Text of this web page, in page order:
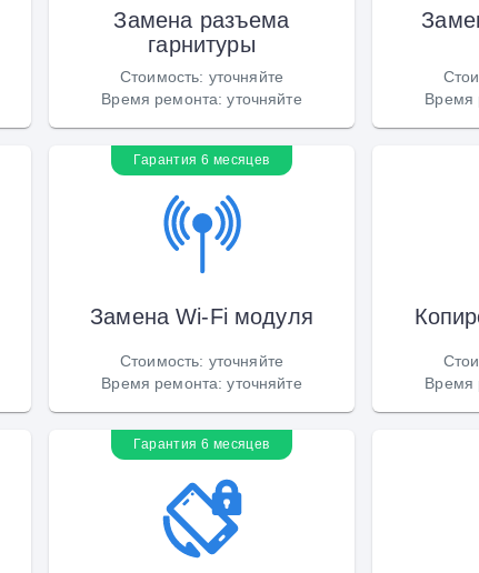
Замена разъема
гарнитуры
Стоимость: уточняйте
Время ремонта:уточняйте
Время
Гарантия 6 месяцев
Замена Wi-Fi модуля
Стоимость: уточняйте
Время ремонта:уточняйте
Время
Гарантия 6 месяцев